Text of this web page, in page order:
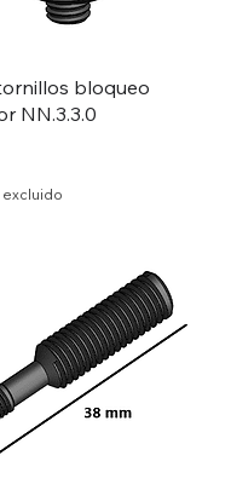
bloqueo
NN.3.3.0